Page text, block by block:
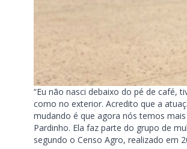
“Eu não nasci debaixo do pé de café,
como no exterior. Acredito que a
mudando é que agora nós temos
Pardinho. Ela faz parte do grupo de
segundo o Censo Agro, realizado em